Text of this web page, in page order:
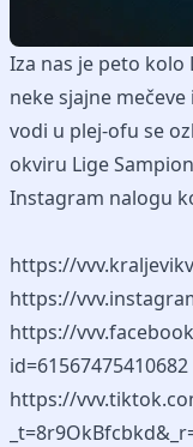
Iza nas je peto kolo
neke sjajne
vodi u plej-ofu se
okviru Lige
Instagram nalogu
https://
https://
https://
id=61567475410682
https://